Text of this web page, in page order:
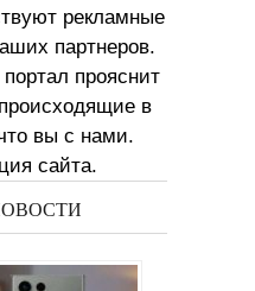
рекламные
партнеров.
прояснит
в
вы с нами.
сайта.